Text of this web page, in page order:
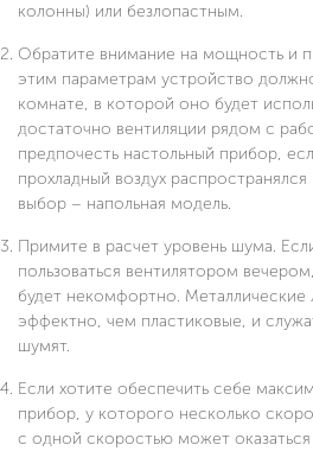
колонны) или безлопастным.
Обратите внимание на мощность и
этим параметрам устройство
комнате, в которой оно будет
достаточно вентиляции рядом с
предпочесть настольный прибор,
прохладный воздух
выбор – напольная модель.
Примите в расчет уровень шума.
пользоваться вентилятором
будет некомфортно. Металлические
эффектно, чем пластиковые, и
шумят.
Если хотите обеспечить себе
прибор, у которого несколько
с одной скоростью может